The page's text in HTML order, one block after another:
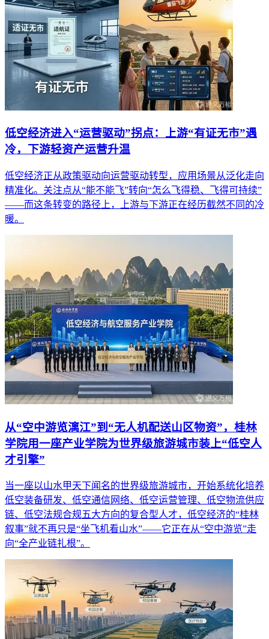
低空经济进入“运营驱动”拐点：上游“有证无市”遇
冷，下游轻资产运营升温
低空经济正从政策驱动向运营驱动转型，应用场景从泛化走向
精准化。关注点从“能不能飞”转向“怎么飞得稳、飞得可持续”
——而这条转变的路径上，上游与下游正在经历截然不同的冷
暖。
从“空中游览漓江”到“无人机配送山区物资”，桂林
学院用一座产业学院为世界级旅游城市装上“低空人
才引擎”
当一座以山水甲天下闻名的世界级旅游城市，开始系统化培养
低空装备研发、低空通信网络、低空运营管理、低空物流供应
链、低空法规合规五大方向的复合型人才，低空经济的“桂林
叙事”就不再只是“坐飞机看山水”——它正在从“空中游览”走
向“全产业链扎根”。